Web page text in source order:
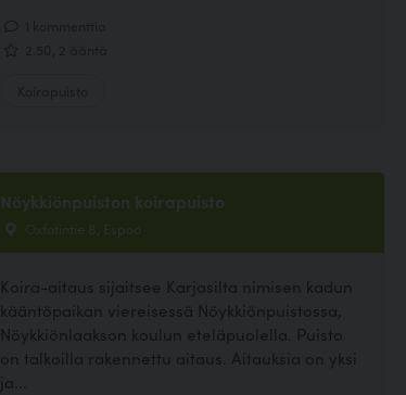
Nöykkiönpuiston koirapuisto
Oxfotintie 8, Espoo
Koira-aitaus sijaitsee Karjasilta nimisen kadun
kääntöpaikan viereisessä Nöykkiönpuistossa,
Nöykkiönlaakson koulun eteläpuolella. Puisto
on talkoilla rakennettu aitaus. Aitauksia on yksi
ja...